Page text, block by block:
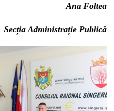
Ana Foltea
Secția Administrație Publică